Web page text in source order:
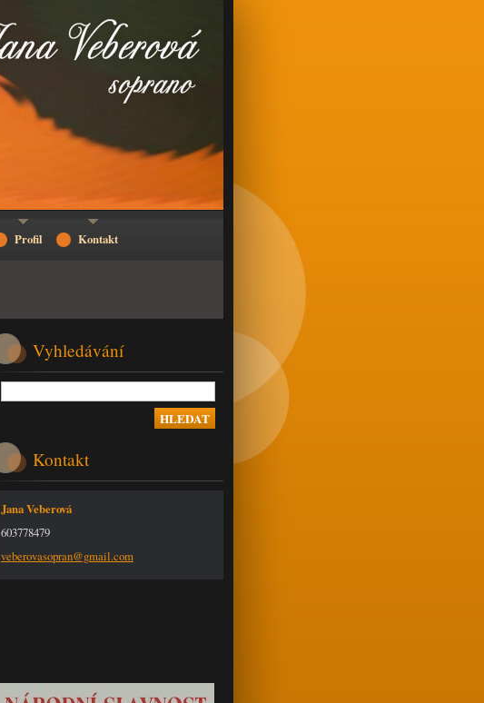
Vyhledávání
Kontakt
Jana Veberová
603778479
veberovasopran@gmail.com
Profil Kontakt